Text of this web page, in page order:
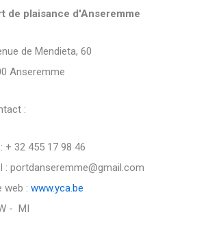
de plaisance d'Anseremme
de Mendieta, 60
Anseremme
:
+ 32 455 17 98 46
: portdanseremme@gmail.com
web : www.yca.be
- MI